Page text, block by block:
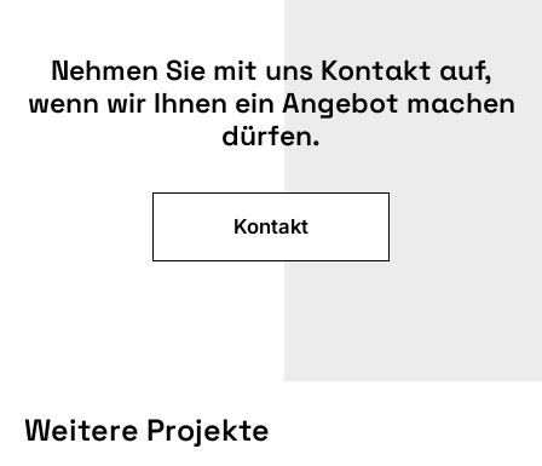
Nehmen Sie mit uns Kontakt auf,
wenn wir Ihnen ein Angebot machen
dürfen.
Kontakt
Weitere Projekte